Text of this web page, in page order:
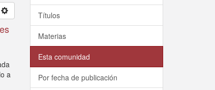
a
Títulos
Materias
Esta comunidad
Por fecha de publicación